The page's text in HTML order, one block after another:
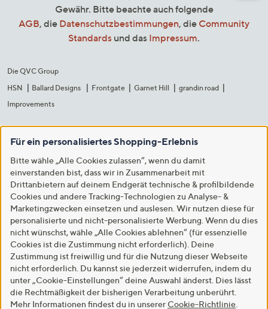
Gewähr. Bitte beachte auch folgende
AGB, die Datenschutzbestimmungen, die Community
Standards und das Impressum.
Die QVC Group
HSN
Ballard Designs Frontgate Garnet Hill
grandin road
Improvements
Für ein personalisiertes Shopping-Erlebnis
Bitte wähle „Alle Cookies zulassen“, wenn du damit
einverstanden bist, dass wir in Zusammenarbeit mit
Drittanbietern auf deinem Endgerät technische & profilbildende
Cookies und andere Tracking-Technologien zu Analyse- &
Marketingzwecken einsetzen und auslesen. Wir nutzen diese für
personalisierte und nicht-personalisierte Werbung. Wenn du dies
nicht wünschst, wähle „Alle Cookies ablehnen“ (für essenzielle
Cookies ist die Zustimmung nicht erforderlich). Deine
Zustimmung ist freiwillig und für die Nutzung dieser Webseite
nicht erforderlich. Du kannst sie jederzeit widerrufen, indem du
unter „Cookie-Einstellungen“ deine Auswahl änderst. Dies lässt
die Rechtmäßigkeit der bisherigen Verarbeitung unberührt.
Mehr Informationen findest du in unserer Cookie-Richtlinie